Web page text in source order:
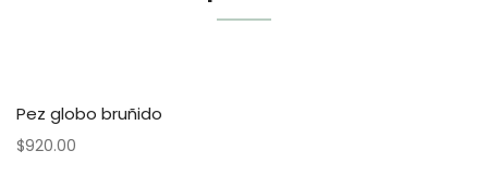
Pez globo bruñido
$920.00